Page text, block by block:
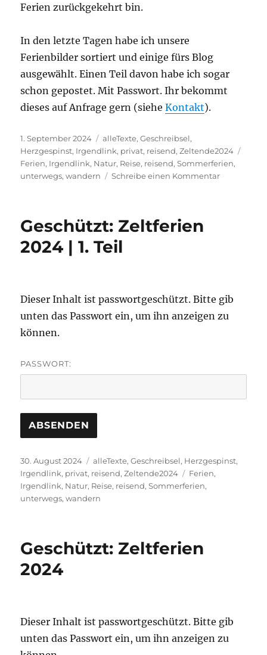
Ferien zurückgekehrt bin.
In den letzte Tagen habe ich unsere
Ferienbilder sortiert und einige fürs Blog
ausgewählt. Einen Teil davon habe ich sogar
schon gepostet. Mit Passwort. Ihr bekommt
dieses auf Anfrage gern (sieheKontakt).
Veröffentlicht
am
1. September 2024 Kategorien
alleTexte,Geschreibsel,
Herzgespinst, Irgendlink, privat, reisend,Zeltende2024
Ferien, Irgendlink, Natur, Reise, reisend,Sommerferien,
unterwegs,wandern Schreibe einen Kommentarzu
Geschützt: Zeltferien
2024 | 1. Teil
Dieser Inhalt ist passwortgeschützt. Bitte gib
unten das Passwort ein, um ihn anzeigen zu
können.
PASSWORT:
Veröffentlicht
am
30. August 2024 Kategorien
alleTexte,Geschreibsel, Herzgespinst,
Irgendlink, privat, reisend,Zeltende2024 Schlagwörter
Ferien,
Irgendlink, Natur, Reise, reisend,Sommerferien,
unterwegs,wandern
Geschützt: Zeltferien
2024
Dieser Inhalt ist passwortgeschützt. Bitte gib
unten das Passwort ein, um ihn anzeigen zu